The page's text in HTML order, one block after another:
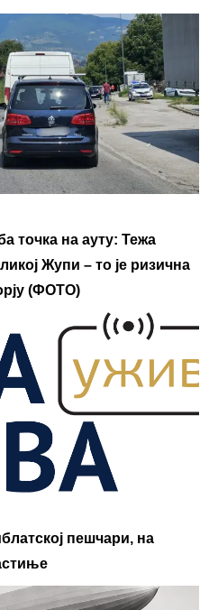
точка на ауту: Тежа
Жупи – то је ризична
(ФОТО)
пешчари, на